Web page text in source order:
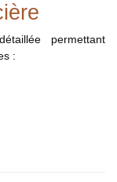
permettant
: